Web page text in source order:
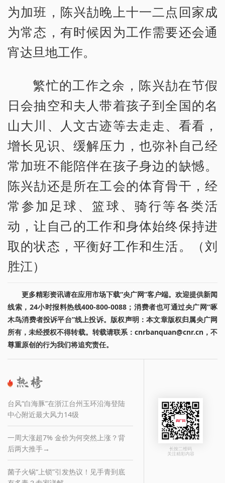
为加班，陈兴劼晚上十一二点回家成
为常态，有时候因为工作需要还会通
宵达旦地工作。
繁忙的工作之余，陈兴劼在节假
日会抽空和夫人带着孩子到全国的名
山大川、人文古迹等去走走、看看，
增长见识、缓解压力，也弥补自己经
常加班不能陪伴在孩子身边的缺憾。
陈兴劼还是所在工会的体育骨干，经
常参加足球、篮球、骑行等各类活
动，让自己的工作和身体始终保持进
取的状态，平衡好工作和生活。（刘
胜江）
更多精彩资讯请在应用市场下载“央广网”客户端。欢迎提供新闻
线索，24小时报料热线400-800-0088；消费者也可通过央广网“啄
木鸟消费者投诉平台”线上投诉。版权声明：本文章版权归属央广网
所有，未经授权不得转载。转载请联系：cnrbanquan@cnr.cn，不
尊重原创的行为我们将追究责任。
台风“白海豚”在浙江台州玉环沿海登陆
中心附近最大风力14级
一周大涨超7% 金价为何突然上涨？背
后两大推手→
菌子火锅“上锁”引发热议！见手青到底
长按二维码
关注精彩内容